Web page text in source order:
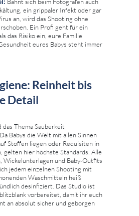
ein grippaler Infekt oder gar
an, wird das Shooting ohne
Ein Profi geht für ein
das Risiko ein, eure Familie
eures Babys steht immer
Reinheit bis
Detail
Thema Sauberkeit
Babys die Welt mit allen Sinnen
Stoffen liegen oder Requisiten in
gelten hier höchste Standards. Alle
Wickelunterlagen und Baby-Outfits
jedem einzelnen Shooting mit
Waschmitteln heiß
desinfiziert. Das Studio ist
vorbereitet, damit ihr euch
an absolut sicher und geborgen